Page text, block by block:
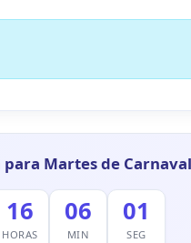
Martes de
16
HORAS
06
MIN
00
SEG